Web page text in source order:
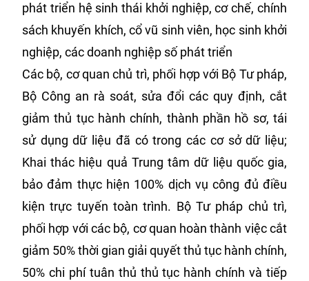
phát triển hệ sinh thái khởi nghiệp, cơ chế, chính
sách khuyến khích, cổ vũ sinh viên, học sinh khởi
nghiệp, các doanh nghiệp số phát triển
Các bộ, cơ quan chủ trì, phối hợp với Bộ Tư pháp,
Bộ Công an rà soát, sửa đổi các quy định, cắt
giảm thủ tục hành chính, thành phần hồ sơ, tái
sử dụng dữ liệu đã có trong các cơ sở dữ liệu;
Khai thác hiệu quả Trung tâm dữ liệu quốc gia,
bảo đảm thực hiện 100% dịch vụ công đủ điều
kiện trực tuyến toàn trình. Bộ Tư pháp chủ trì,
phối hợp với các bộ, cơ quan hoàn thành việc cắt
giảm 50% thời gian giải quyết thủ tục hành chính,
50% chi phí tuân thủ thủ tục hành chính và tiếp